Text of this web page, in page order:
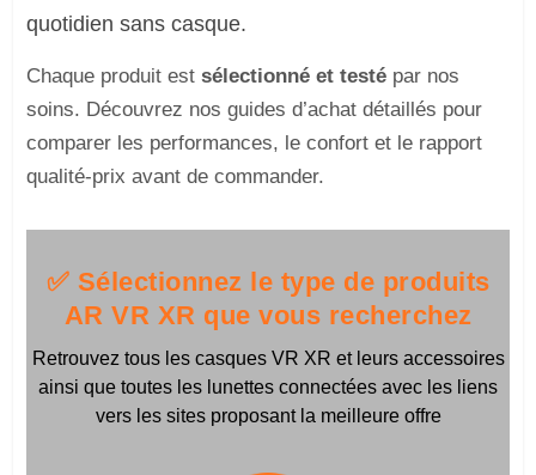
quotidien sans casque.
Chaque produit est sélectionné et testépar nos
soins. Découvrez nos guides d’achat détaillés pour
comparer les performances, le confort et le rapport
qualité-prix avant de commander.
✅ Sélectionnez le type de produits
AR VR XR que vous recherchez
Retrouvez tous les casques VR XR et leurs accessoires
ainsi que toutes les lunettes connectées avec les liens
vers les sites proposant la meilleure offre